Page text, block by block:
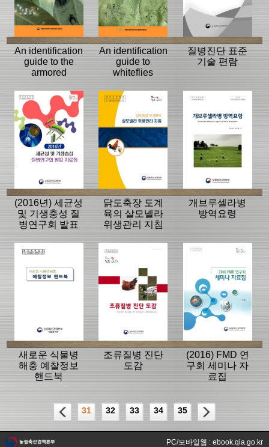
An identification
guide to the
armored
Diaspididae)
intercepted at
ports of entry to
the Republic of
Korea
An identification
guide to
whiteflies
Aleyrodidae)
intercepted at
Republic of
Korea ports of
entry
질병진단 표준
기술 편람
(2016년) 세균성
및 기생충성 질
병연구회 발표
닭도축장 도계
육의 살모넬라
위생관리 지침
개브루셀라병
방역요령
새로운 식물병
해충 예찰정보
핸드북
조류질병 진단
도감
(2016) FMD 연
구회 세미나 자
료집
31 32 33 34 35
PC/모바일웹 : ebook.qia.go.kr